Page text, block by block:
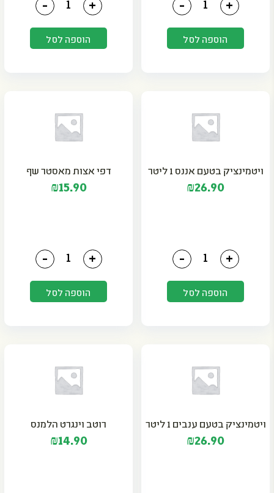
כמות של מיו-קטש מאסטר שף
+
-
הוספה לסל
כמות של מיונז כמהין
+
-
הוספה לסל
ויטמינציק בטעם אננס 1 ליטר
₪26.90
כמות של ויטמינציק בטעם אננס 1 ליטר
+
-
הוספה לסל
דפי אצות מאסטר שף
₪15.90
כמות של דפי אצות
+
-
הוספה לסל
ויטמינציק בטעם ענבים 1 ליטר
₪26.90
רוטב וינגרט הלמנס
₪14.90